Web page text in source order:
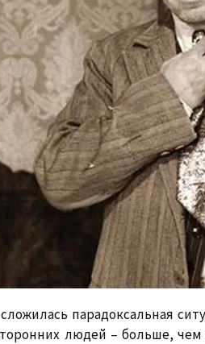
парадоксальная
людей – больше,